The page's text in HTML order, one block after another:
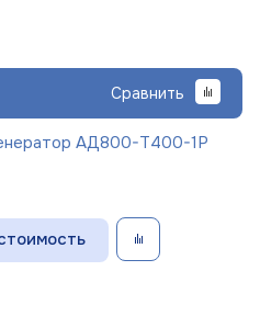
Сравнить
АД800-Т400-1Р